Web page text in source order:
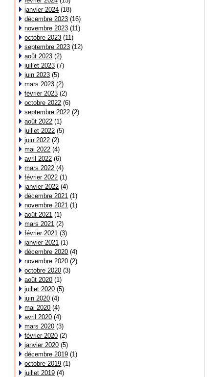
janvier 2024 (18)
décembre 2023 (16)
novembre 2023 (11)
octobre 2023 (11)
septembre 2023 (12)
août 2023 (2)
juillet 2023 (7)
juin 2023 (5)
mars 2023 (2)
février 2023 (2)
octobre 2022 (6)
septembre 2022 (2)
août 2022 (1)
juillet 2022 (5)
juin 2022 (2)
mai 2022 (4)
avril 2022 (6)
mars 2022 (4)
février 2022 (1)
janvier 2022 (4)
décembre 2021 (1)
novembre 2021 (1)
août 2021 (1)
mars 2021 (2)
février 2021 (3)
janvier 2021 (1)
décembre 2020 (4)
novembre 2020 (2)
octobre 2020 (3)
août 2020 (1)
juillet 2020 (5)
juin 2020 (4)
mai 2020 (4)
avril 2020 (4)
mars 2020 (3)
février 2020 (2)
janvier 2020 (5)
décembre 2019 (1)
octobre 2019 (1)
juillet 2019 (4)